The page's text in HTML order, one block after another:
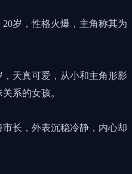
岁，性格火爆，主角称其为
天真可爱，从小和主角形影
系的女孩。
长，外表沉稳冷静，内心却